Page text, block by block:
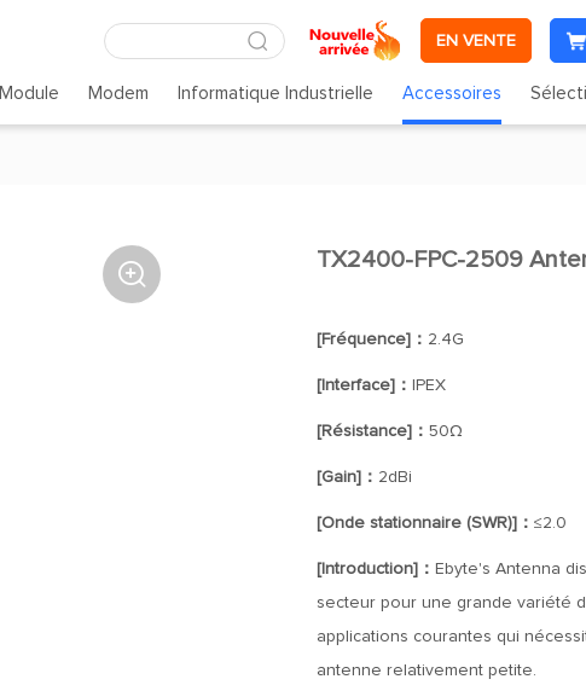
EN VENTE
Module Modem Informatique Industrielle Accessoires

TX2400-FPC-2509
[Fréquence]： 2.4G
[Interface]： IPEX
[Résistance]： 50Ω
[Gain]： 2dBi
[Onde stationnaire (SWR)]： ≤2.0
[Introduction]： Ebyte's Antenna
secteur pour une grande variété
applications courantes qui
antenne relativement petite.